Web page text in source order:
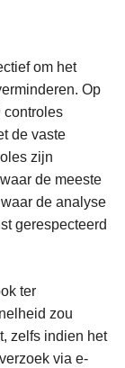
om het
Op
controles
de vaste
zijn
de meeste
de analyse
gerespecteerd
ter
zou
zelfs indien het
via e-